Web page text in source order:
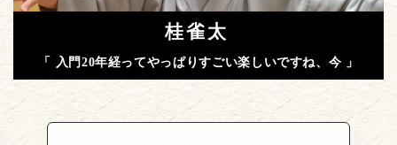
桂雀太
「 入門20年経ってやっぱりすごい楽しいですね、今 」